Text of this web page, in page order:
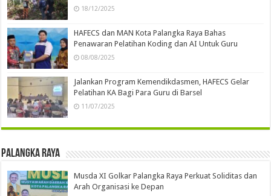
18/12/2025
HAFECS dan MAN Kota Palangka Raya Bahas
Penawaran Pelatihan Koding dan AI Untuk Guru
08/08/2025
Jalankan Program Kemendikdasmen, HAFECS Gelar
Pelatihan KA Bagi Para Guru di Barsel
11/07/2025
Palangka Raya
Musda XI Golkar Palangka Raya Perkuat Soliditas dan
Arah Organisasi ke Depan